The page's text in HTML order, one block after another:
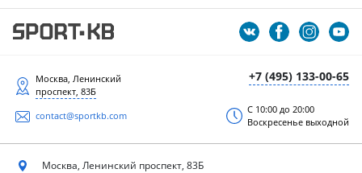
+7 (495) 133-00-65
Москва, Ленинский
проспект, 83Б
contact@sportkb.com
С 10:00 до 20:00
Воскресенье выходной
Москва, Ленинский проспект, 83Б